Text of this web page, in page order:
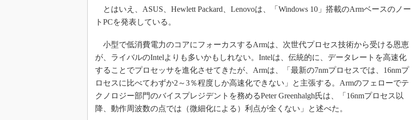
とはいえ、ASUS、Hewlett Packard、Lenovoは、「Windows 10」搭載のArmベースのノー
トPCを発表している。
小型で低消費電力のコアにフォーカスするArmは、次世代プロセス技術から受ける恩恵
が、ライバルのIntelよりも多いかもしれない。Intelは、伝統的に、データレートを高速化
することでプロセッサを進化させてきたが、Armは、「最新の7nmプロセスでは、16nmプ
ロセスに比べてわずか2～3％程度しか高速化できない」と主張する。Armのフェローでテ
クノロジー部門のバイスプレジデントを務めるPeter Greenhalgh氏は、「16nmプロセス以
降、動作周波数の点では（微細化による）利点が全くない」と述べた。